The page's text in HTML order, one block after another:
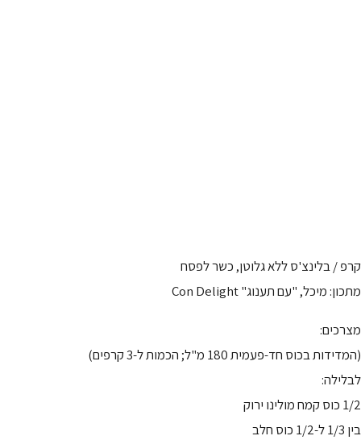
קרפ / בלינצ'ס ללא גלוטן, כשר לפסח
מתכון: מיכל, "עם תענוג" Con Delight
מצרכים:
(המדידות בכוס חד-פעמית 180 מ"ל; הכמות ל-3 קרפים)
לבלילה:
1/2 כוס קמח מולינו ירוק
בין 1/3 ל-1/2 כוס חלב